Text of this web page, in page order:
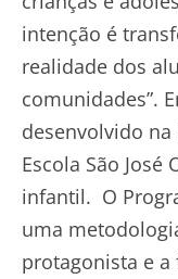
intenção é
realidade dos
comunidades”.
desenvolvido na
Escola São
infantil. O
uma
protagonista e